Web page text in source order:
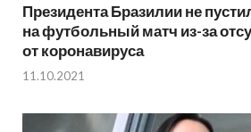
Президента Бразилии не
на футбольный матч из-за
от коронавируса
11.10.2021